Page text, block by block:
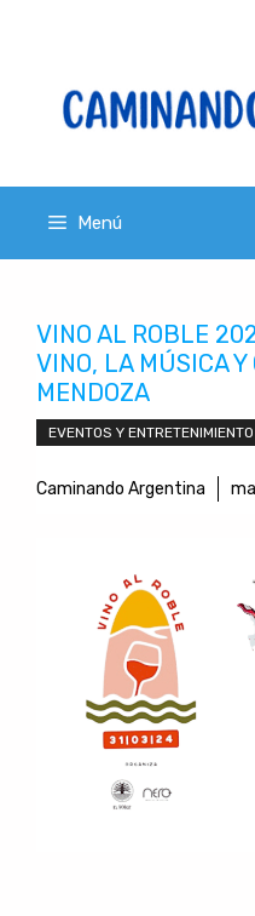
Menú
VINO AL ROBLE
VINO, LA MÚSICA Y
MENDOZA
EVENTOS Y ENTRETENIMIENTO
Caminando Argentina